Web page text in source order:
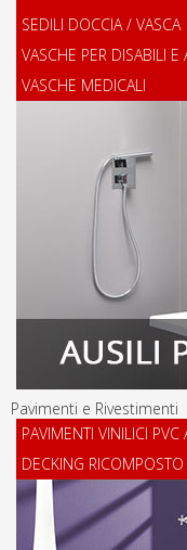
SEDILI DOCCIA / VASCA
VASCHE PER DISABILI E
VASCHE MEDICALI
Pavimenti e Rivestimenti
PAVIMENTI VINILICI
DECKING RICOMPOSTO